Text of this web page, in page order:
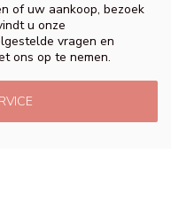
of uw aankoop, bezoek
u onze
vragen en
ons op te nemen.